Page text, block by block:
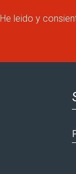
He leido y